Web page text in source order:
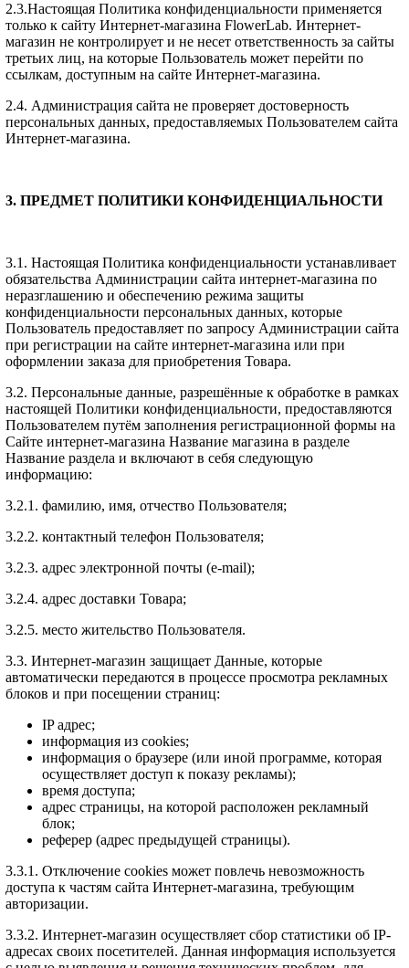
2.3.Настоящая Политика конфиденциальности применяется
только к сайту Интернет-магазина FlowerLab. Интернет-
магазин не контролирует и не несет ответственность за сайты
третьих лиц, на которые Пользователь может перейти по
ссылкам, доступным на сайте Интернет-магазина.
2.4. Администрация сайта не проверяет достоверность
персональных данных, предоставляемых Пользователем сайта
Интернет-магазина.
3. ПРЕДМЕТ ПОЛИТИКИ КОНФИДЕНЦИАЛЬНОСТИ
3.1. Настоящая Политика конфиденциальности устанавливает
обязательства Администрации сайта интернет-магазина по
неразглашению и обеспечению режима защиты
конфиденциальности персональных данных, которые
Пользователь предоставляет по запросу Администрации сайта
при регистрации на сайте интернет-магазина или при
оформлении заказа для приобретения Товара.
3.2. Персональные данные, разрешённые к обработке в рамках
настоящей Политики конфиденциальности, предоставляются
Пользователем путём заполнения регистрационной формы на
Сайте интернет-магазина Название магазина в разделе
Название раздела и включают в себя следующую
информацию:
3.2.1. фамилию, имя, отчество Пользователя;
3.2.2. контактный телефон Пользователя;
3.2.3. адрес электронной почты (e-mail);
3.2.4. адрес доставки Товара;
3.2.5. место жительство Пользователя.
3.3. Интернет-магазин защищает Данные, которые
автоматически передаются в процессе просмотра рекламных
блоков и при посещении страниц:
IP адрес;
информация из cookies;
информация о браузере (или иной программе, которая
осуществляет доступ к показу рекламы);
время доступа;
адрес страницы, на которой расположен рекламный
блок;
реферер (адрес предыдущей страницы).
3.3.1. Отключение cookies может повлечь невозможность
доступа к частям сайта Интернет-магазина, требующим
авторизации.
3.3.2. Интернет-магазин осуществляет сбор статистики об IP-
адресах своих посетителей. Данная информация используется